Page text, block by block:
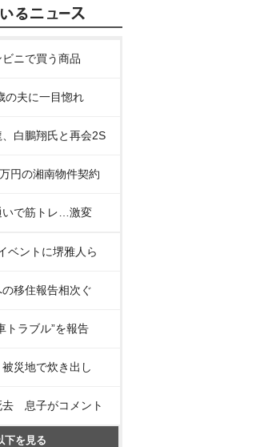
ニで買う商品
の夫に一目惚れ
白鵬翔氏と再会2S
円の湘南物件契約
いで筋トレ…激変
ベントに堺雅人ら
移住報告相次ぐ
トラブル”を報告
災地で炊き出し
去 息子がコメント
下を見る